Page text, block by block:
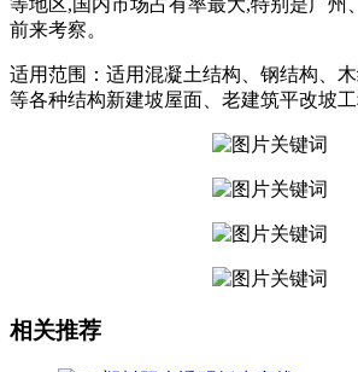
前来考察。
适用范围：适用混凝土结构、钢结构、
等各种结构新建坡屋面、老建筑平改坡工
相关推荐